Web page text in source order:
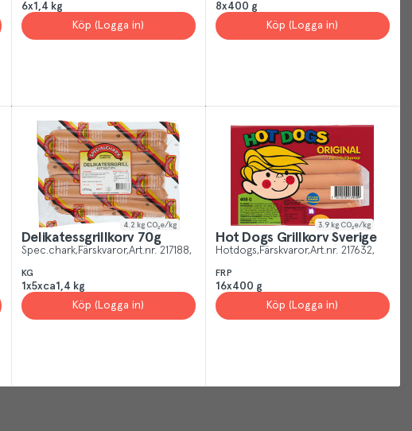
6x1,4 kg
Köp (Logga in)
8x400 g
Köp (Logga in)
4.2 kg CO₂e/kg
Delikatessgrillkorv 70g
Spec.chark Färskvaror Art.nr. 217188
KG
1x5xca1,4 kg
Köp (Logga in)
3.9 kg CO₂e/kg
Hot Dogs Grillkorv Sverige
Hotdogs Färskvaror Art.nr. 217632
FRP
16x400 g
Köp (Logga in)